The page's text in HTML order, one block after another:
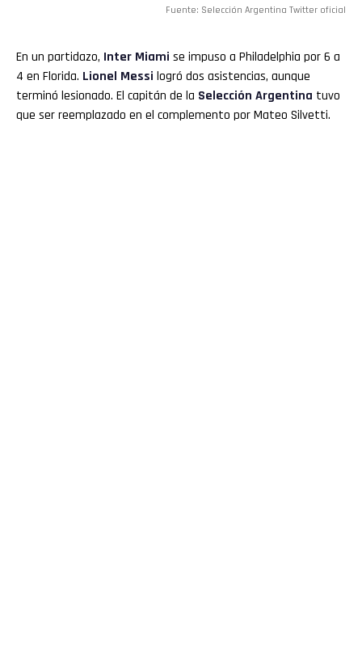
Fuente: Selección Argentina Twitter oficial
En un partidazo, Inter Miami se impuso a Philadelphia por 6 a
4 en Florida. Lionel Messi logró dos asistencias, aunque
terminó lesionado. El capitán de la Selección Argentina tuvo
que ser reemplazado en el complemento por Mateo Silvetti.